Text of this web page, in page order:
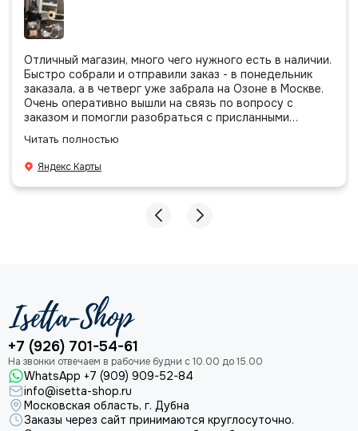
Отличный магазин, много чего нужного есть в наличии.
Быстро собрали и отправили заказ - в понедельник
заказала, а в четверг уже забрала на Озоне в Москве.
Очень оперативно вышли на связь по вопросу с
заказом и помогли разобраться с присланными
даже есть подарочек, очень приятно. Спасибо
большое команде!
Читать полностью
Яндекс Карты
+7 (926) 701-54-61
WhatsApp +7 (909) 909-52-84
info@isetta-shop.ru
Московская область, г. Дубна
Заказы через сайт принимаются круглосуточно.